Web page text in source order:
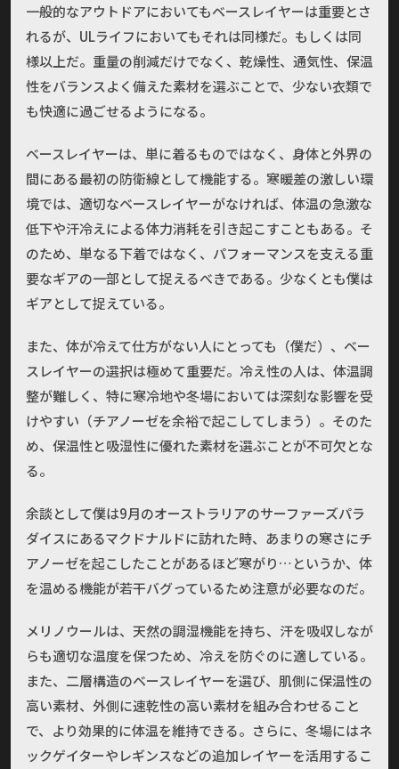
一般的なアウトドアにおいてもベースレイヤーは重要とさ
れるが、ULライフにおいてもそれは同様だ。もしくは同
様以上だ。重量の削減だけでなく、乾燥性、通気性、保温
性をバランスよく備えた素材を選ぶことで、少ない衣類で
も快適に過ごせるようになる。
ベースレイヤーは、単に着るものではなく、身体と外界の
間にある最初の防衛線として機能する。寒暖差の激しい環
境では、適切なベースレイヤーがなければ、体温の急激な
低下や汗冷えによる体力消耗を引き起こすこともある。そ
のため、単なる下着ではなく、パフォーマンスを支える重
要なギアの一部として捉えるべきである。少なくとも僕は
ギアとして捉えている。
また、体が冷えて仕方がない人にとっても（僕だ）、ベー
スレイヤーの選択は極めて重要だ。冷え性の人は、体温調
整が難しく、特に寒冷地や冬場においては深刻な影響を受
けやすい（チアノーゼを余裕で起こしてしまう）。そのた
め、保温性と吸湿性に優れた素材を選ぶことが不可欠とな
る。
余談として僕は9月のオーストラリアのサーファーズパラ
ダイスにあるマクドナルドに訪れた時、あまりの寒さにチ
アノーゼを起こしたことがあるほど寒がり…というか、体
を温める機能が若干バグっているため注意が必要なのだ。
メリノウールは、天然の調湿機能を持ち、汗を吸収しなが
らも適切な温度を保つため、冷えを防ぐのに適している。
また、二層構造のベースレイヤーを選び、肌側に保温性の
高い素材、外側に速乾性の高い素材を組み合わせること
で、より効果的に体温を維持できる。さらに、冬場にはネ
ックゲイターやレギンスなどの追加レイヤーを活用するこ